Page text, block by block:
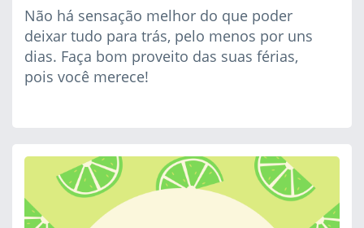
Não há sensação melhor do que poder
deixar tudo para trás, pelo menos por uns
dias. Faça bom proveito das suas férias,
pois você merece!